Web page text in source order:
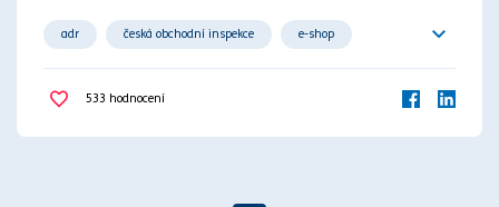
adr česká obchodní inspekce e-shop
evropská unie internet jak postupovat
kupní smlouva
533 hodnocení